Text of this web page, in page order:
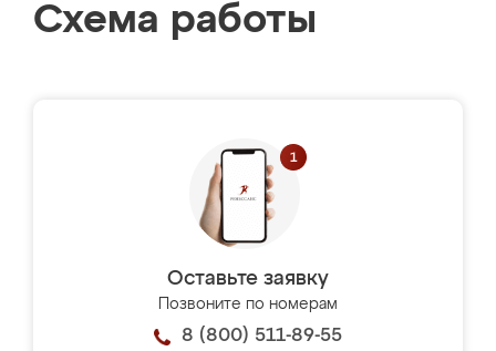
Схема работы
Оставьте заявку
Позвоните по номерам
8 (800) 511-89-55